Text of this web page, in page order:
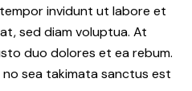
invidunt ut labore et
sed diam voluptua. At
duo dolores et ea rebum.
sea takimata sanctus est